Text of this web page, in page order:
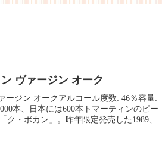
ヴァージン オーク
ージン オークアルコール度数: 46％容量:
本、日本には600本トマーティンのピー
ク・ボカン」。昨年限定発売した1989、